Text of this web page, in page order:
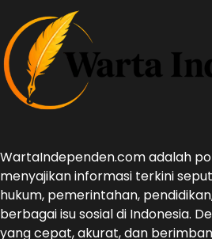
WartaIndependen.com adalah
menyajikan informasi terkini
hukum, pemerintahan,
berbagai isu sosial di Indonesia.
yang cepat, akurat, dan